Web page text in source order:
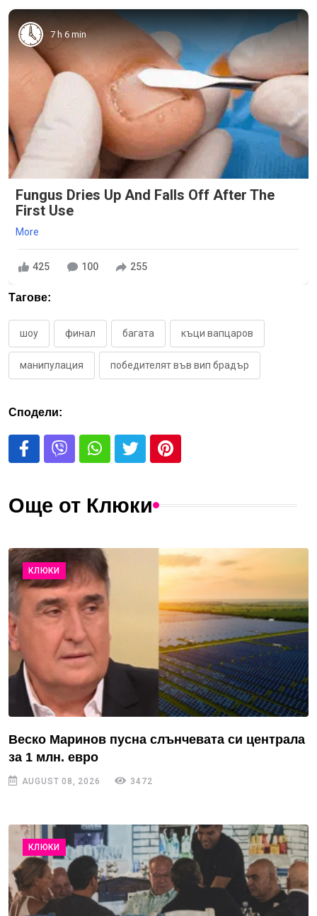
7 h 6 min
Fungus Dries Up And Falls Off After The
First Use
More
425 100 255
Тагове:
шоу финал багата къци вапцаров
манипулация победителят във вип брадър
Сподели:
Още от Клюки
КЛЮКИ
Веско Маринов пусна слънчевата си централа
за 1 млн. евро
AUGUST 08, 2026 3472
КЛЮКИ